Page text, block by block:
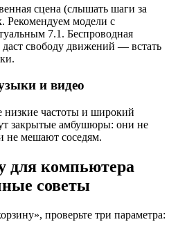
сцена (слышать шаги за
Рекомендуем модели с
7.1. Беспроводная
свободу движений — встать
и видео
низкие частоты и широкий
закрытые амбушюры: они не
не мешают соседям.
для компьютера
советы
проверьте три параметра: